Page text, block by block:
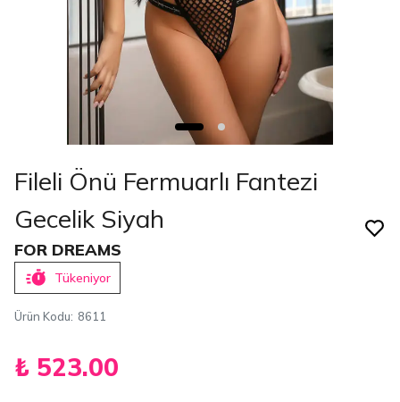
Fileli Önü Fermuarlı Fantezi
Gecelik Siyah
FOR DREAMS
Tükeniyor
Ürün Kodu: 8611
₺ 523.00